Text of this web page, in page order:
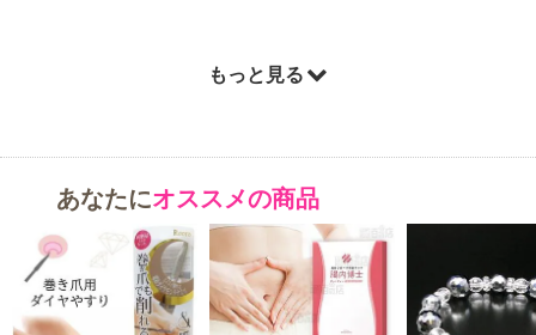
もっと見る
あなたにオススメの商品